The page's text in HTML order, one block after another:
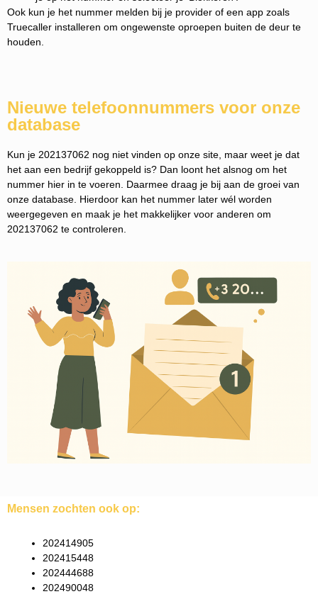
Ook kun je het nummer melden bij je provider of een app zoals
Truecaller installeren om ongewenste oproepen buiten de deur te
houden.
Nieuwe telefoonnummers voor onze
database
Kun je 202137062 nog niet vinden op onze site, maar weet je dat
het aan een bedrijf gekoppeld is? Dan loont het alsnog om het
nummer hier in te voeren. Daarmee draag je bij aan de groei van
onze database. Hierdoor kan het nummer later wél worden
weergegeven en maak je het makkelijker voor anderen om
202137062 te controleren.
Mensen zochten ook op:
202414905
202415448
202444688
202490048